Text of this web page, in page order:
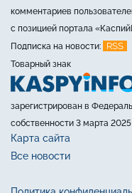
комментариев
с позицией портала
Подписка на новости:
RSS
Товарный знак
зарегистрирован в
собственности 3 марта
Карта сайта
Все новости